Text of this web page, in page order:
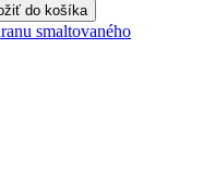
do košíka